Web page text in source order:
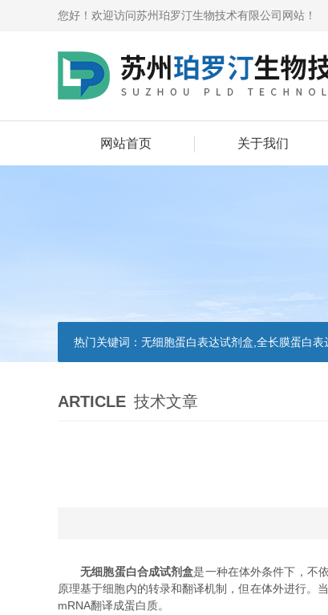
您好！欢迎访问苏州珀罗汀生物技术有限公司网站！
网站首页 关于我们
热门关键词： 无细胞蛋白表达试剂盒,全长膜蛋白
ARTICLE 技术文章
无细胞蛋白合成试剂盒是一种在体外条件下，不
原理基于细胞内的转录和翻译机制，但在体外进行。
mRNA翻译成蛋白质。